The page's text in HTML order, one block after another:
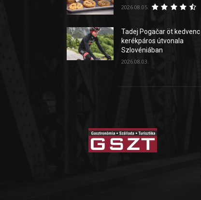
2026.08.05.
Tadej Pogačar öt kedvenc
kerékpáros útvonala
Szlovéniában
2026.08.03.